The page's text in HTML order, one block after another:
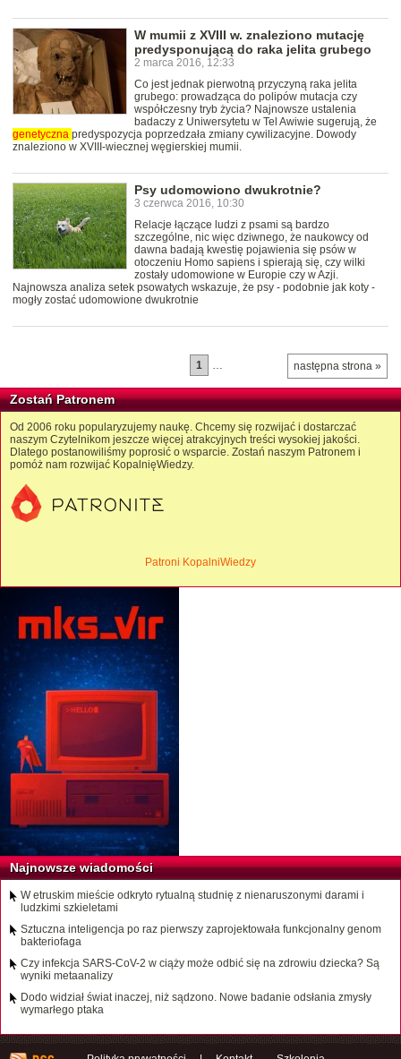
W mumii z XVIII w. znaleziono mutację
predysponującą do raka jelita grubego
2 marca 2016, 12:33
Co jest jednak pierwotną przyczyną raka jelita
grubego: prowadząca do polipów mutacja czy
współczesny tryb życia? Najnowsze ustalenia
badaczy z Uniwersytetu w Tel Awiwie sugerują, że
genetyczna predyspozycja poprzedzała zmiany cywilizacyjne. Dowody
znaleziono w XVIII-wiecznej węgierskiej mumii.
Psy udomowiono dwukrotnie?
3 czerwca 2016, 10:30
Relacje łączące ludzi z psami są bardzo
szczególne, nic więc dziwnego, że naukowcy od
dawna badają kwestię pojawienia się psów w
otoczeniu Homo sapiens i spierają się, czy wilki
zostały udomowione w Europie czy w Azji.
Najnowsza analiza setek psowatych wskazuje, że psy - podobnie jak koty -
mogły zostać udomowione dwukrotnie
następna strona »
1 …
Zostań Patronem
Od 2006 roku popularyzujemy naukę. Chcemy się rozwijać i dostarczać
naszym Czytelnikom jeszcze więcej atrakcyjnych treści wysokiej jakości.
Dlatego postanowiliśmy poprosić o wsparcie. Zostań naszym Patronem i
pomóż nam rozwijać KopalnięWiedzy.
Patroni KopalniWiedzy
Najnowsze wiadomości
W etruskim mieście odkryto rytualną studnię z nienaruszonymi darami i
ludzkimi szkieletami
Sztuczna inteligencja po raz pierwszy zaprojektowała funkcjonalny genom
bakteriofaga
Czy infekcja SARS-CoV-2 w ciąży może odbić się na zdrowiu dziecka? Są
wyniki metaanalizy
Dodo widział świat inaczej, niż sądzono. Nowe badanie odsłania zmysły
wymarłego ptaka